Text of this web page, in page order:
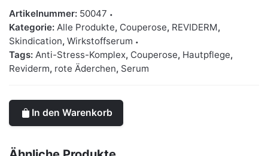
Artikelnummer: 50047
Kategorie: Alle Produkte, Couperose, REVIDERM,
Skindication, Wirkstoffserum
Tags: Anti-Stress-Komplex, Couperose, Hautpflege,
Reviderm, rote Äderchen, Serum
In den Warenkorb